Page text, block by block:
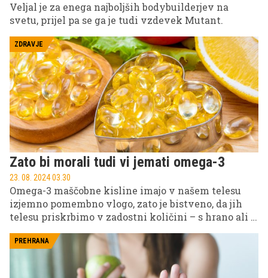
Veljal je za enega najboljših bodybuilderjev na
svetu, prijel pa se ga je tudi vzdevek Mutant.
ZDRAVJE
Zato bi morali tudi vi jemati omega-3
23. 08. 2024 03.30
Omega-3 maščobne kisline imajo v našem telesu
izjemno pomembno vlogo, zato je bistveno, da jih
telesu priskrbimo v zadostni količini – s hrano ali s
prehranskimi dopolnili.
PREHRANA